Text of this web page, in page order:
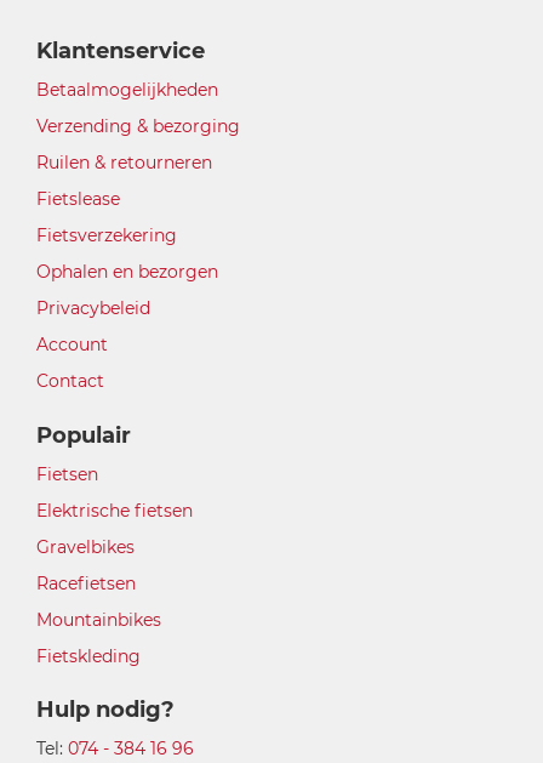
Klantenservice
Betaalmogelijkheden
Verzending & bezorging
Ruilen & retourneren
Fietslease
Fietsverzekering
Ophalen en bezorgen
Privacybeleid
Account
Contact
Populair
Fietsen
Elektrische fietsen
Gravelbikes
Racefietsen
Mountainbikes
Fietskleding
Hulp nodig?
Tel: 074 - 384 16 96